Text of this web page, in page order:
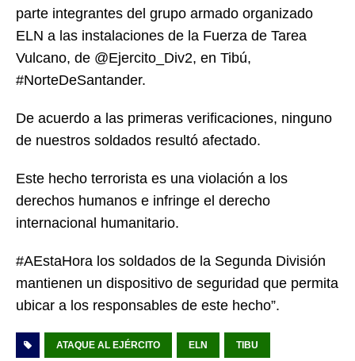
parte integrantes del grupo armado organizado
ELN a las instalaciones de la Fuerza de Tarea
Vulcano, de @Ejercito_Div2, en Tibú,
#NorteDeSantander.
De acuerdo a las primeras verificaciones, ninguno
de nuestros soldados resultó afectado.
Este hecho terrorista es una violación a los
derechos humanos e infringe el derecho
internacional humanitario.
#AEstaHora los soldados de la Segunda División
mantienen un dispositivo de seguridad que permita
ubicar a los responsables de este hecho”.
ATAQUE AL EJÉRCITO ELN TIBU